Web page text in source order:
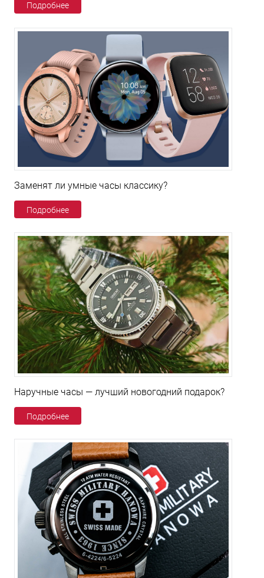
Подробнее
Заменят ли умные часы классику?
Подробнее
Наручные часы — лучший новогодний подарок?
Подробнее